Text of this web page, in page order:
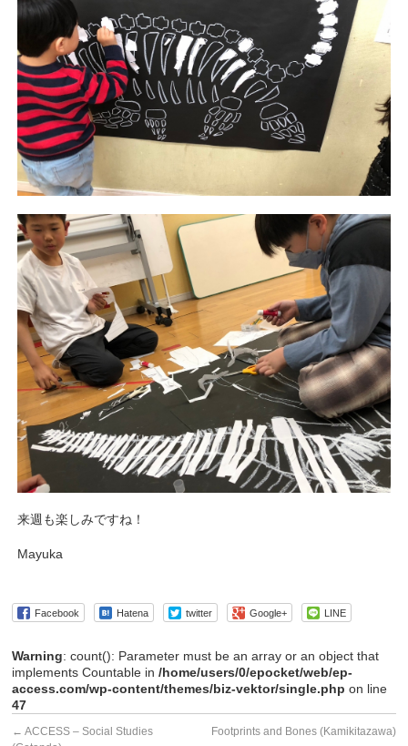
来週も楽しみですね！
Mayuka
Facebook Hatena twitter Google+ LINE
Warning: count(): Parameter must be an array or an object that
implements Countable in/home/users/0/epocket/web/ep-
access.com/wp-content/themes/biz-vektor/single.php on line
47
← ACCESS – Social Studies
Footprints and Bones (Kamikitazawa)